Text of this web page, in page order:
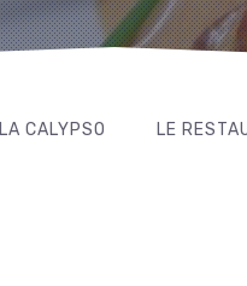
LA CALYPSO LE